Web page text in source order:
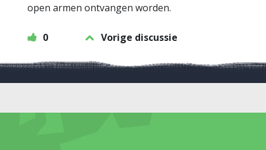
open armen ontvangen worden.
0 Vorige discussie